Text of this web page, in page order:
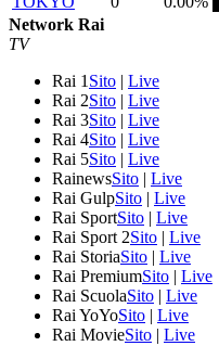
Network Rai
TV
Rai 1 Sito | Live
Rai 2Sito | Live
Rai 3Sito | Live
Rai 4Sito | Live
Rai 5Sito | Live
RainewsSito | Live
Rai GulpSito | Live
Rai SportSito | Live
Rai Sport 2Sito | Live
Rai StoriaSito | Live
Rai PremiumSito | Live
Rai ScuolaSito | Live
Rai YoYoSito | Live
Rai MovieSito | Live